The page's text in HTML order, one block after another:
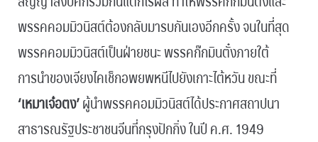
พรรคคอมมิวนิสต์ต้องกลับมารบกันเองอีกครั้ง จนในที่สุด
พรรคคอมมิวนิสต์เป็นฝ่ายชนะ พรรคก๊กมินตั๋งภายใต้
การนำของเจียงไคเช็กอพยพหนีไปยังเกาะไต้หวัน ขณะที่
‘เหมาเจ๋อตง’ผู้นำพรรคคอมมิวนิสต์ได้ประกาศสถาปนา
สาธารณรัฐประชาชนจีนที่กรุงปักกิ่ง ในปี ค.ศ. 1949